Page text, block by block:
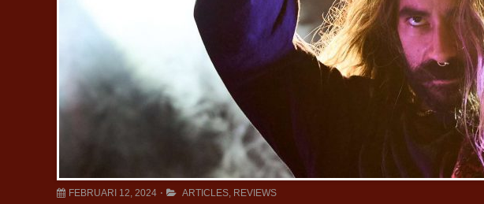
FEBRUARI 12, 2024 ARTICLES, REVIEWS